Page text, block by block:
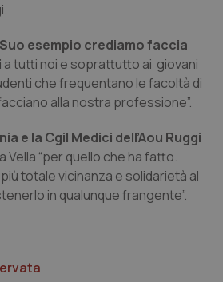
di Bolzano
esempio crediamo faccia
a tutti noi e soprattutto ai giovani
che frequentano le facoltà di
alla nostra professione”.
e la Cgil Medici dell’Aou Ruggi
Vella “per quello che ha fatto.
totale vicinanza e solidarietà al
in qualunque frangente”.